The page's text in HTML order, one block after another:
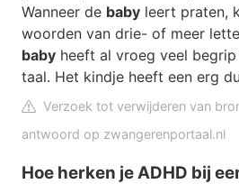
Wanneer de baby leert praten,
woorden van drie- of meer
baby heeft al vroeg veel
taal. Het kindje heeft een erg
Verzoek tot verwijderen van
antwoord op zwangerenportaal.nl
Hoe herken je ADHD bij